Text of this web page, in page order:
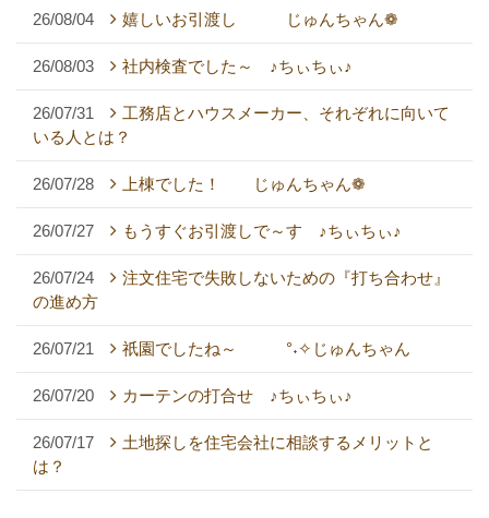
26/08/04 嬉しいお引渡し じゅんちゃん❁
26/08/03 社内検査でした～ ♪ちぃちぃ♪
26/07/31
工務店とハウスメーカー、それぞれに向いて
いる人とは？
26/07/28 上棟でした！ じゅんちゃん❁
26/07/27 もうすぐお引渡しで～す ♪ちぃちぃ♪
26/07/24
注文住宅で失敗しないための『打ち合わせ』
の進め方
26/07/21 祇園でしたね～ °˖✧じゅんちゃん
26/07/20 カーテンの打合せ ♪ちぃちぃ♪
26/07/17
土地探しを住宅会社に相談するメリットと
は？